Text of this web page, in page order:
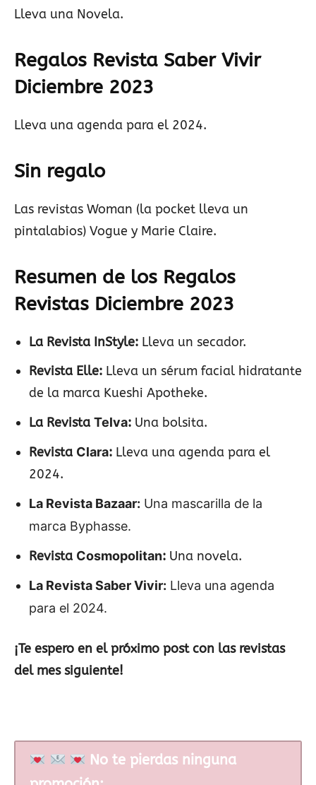
Lleva una Novela.
Regalos Revista Saber Vivir
Diciembre 2023
Lleva una agenda para el 2024.
Sin regalo
Las revistas Woman (la pocket lleva un
pintalabios) Vogue y Marie Claire.
Resumen de los Regalos
Revistas Diciembre 2023
La Revista InStyle: Lleva un secador.
Revista Elle: Lleva un sérum facial hidratante
de la marca Kueshi Apotheke.
La Revista Telva: Una bolsita.
Revista Clara: Lleva una agenda para el
2024.
La Revista Bazaar: Una mascarilla de la
marca Byphasse.
Revista Cosmopolitan: Una novela.
La Revista Saber Vivir: Lleva una agenda
para el 2024.
¡Te espero en el próximo post con las revistas
del mes siguiente!
No te pierdas ninguna